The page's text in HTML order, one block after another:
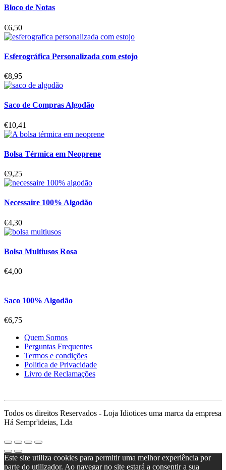
Bloco de Notas
€6,50
Esferográfica Personalizada com estojo
€8,95
Saco de Compras Algodão
€10,41
Bolsa Térmica em Neoprene
€9,25
Necessaire 100% Algodão
€4,30
Bolsa Multiusos Rosa
€4,00
Saco 100% Algodão
€6,75
Quem Somos
Perguntas Frequentes
Termos e condições
Politica de Privacidade
Livro de Reclamações
Todos os direitos Reservados - Loja Idiotices uma marca da empresa
Há Sempr'ideias, Lda
Este site utiliza cookies para permitir uma melhor experiência por
parte do utilizador. Ao navegar no site estará a consentir a sua